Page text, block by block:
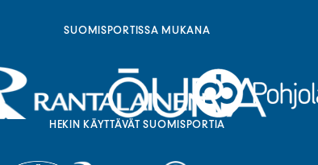
SUOMISPORTISSA MUKANA
HEKIN KÄYTTÄVÄT SUOMISPORTIA